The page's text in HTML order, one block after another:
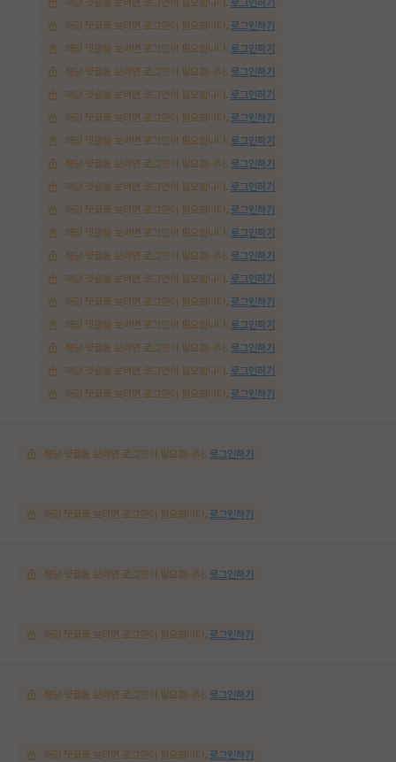
해당 댓글을 보려면 로그인이 필요합니다. 로그인하기
해당 댓글을 보려면 로그인이 필요합니다. 로그인하기
해당 댓글을 보려면 로그인이 필요합니다. 로그인하기
해당 댓글을 보려면 로그인이 필요합니다. 로그인하기
해당 댓글을 보려면 로그인이 필요합니다. 로그인하기
해당 댓글을 보려면 로그인이 필요합니다. 로그인하기
해당 댓글을 보려면 로그인이 필요합니다. 로그인하기
해당 댓글을 보려면 로그인이 필요합니다. 로그인하기
해당 댓글을 보려면 로그인이 필요합니다. 로그인하기
해당 댓글을 보려면 로그인이 필요합니다. 로그인하기
해당 댓글을 보려면 로그인이 필요합니다. 로그인하기
해당 댓글을 보려면 로그인이 필요합니다. 로그인하기
해당 댓글을 보려면 로그인이 필요합니다. 로그인하기
해당 댓글을 보려면 로그인이 필요합니다. 로그인하기
해당 댓글을 보려면 로그인이 필요합니다. 로그인하기
해당 댓글을 보려면 로그인이 필요합니다. 로그인하기
해당 댓글을 보려면 로그인이 필요합니다. 로그인하기
해당 댓글을 보려면 로그인이 필요합니다. 로그인하기
해당 댓글을 보려면 로그인이 필요합니다. 로그인하기
해당 댓글을 보려면 로그인이 필요합니다. 로그인하기
해당 댓글을 보려면 로그인이 필요합니다. 로그인하기
해당 댓글을 보려면 로그인이 필요합니다. 로그인하기
해당 댓글을 보려면 로그인이 필요합니다. 로그인하기